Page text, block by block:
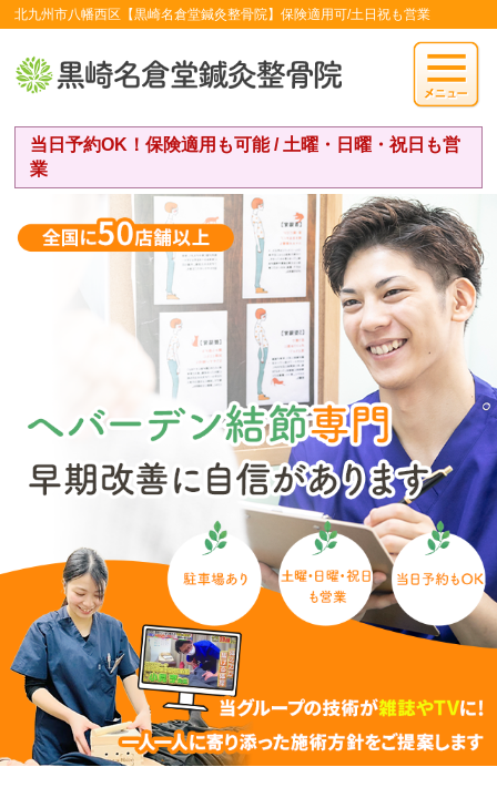
北九州市八幡西区【黒崎名倉堂鍼灸整骨院】保険適用可/土日祝も営業
当日予約OK！保険適用も可能 / 土曜・日曜・祝日も営
業